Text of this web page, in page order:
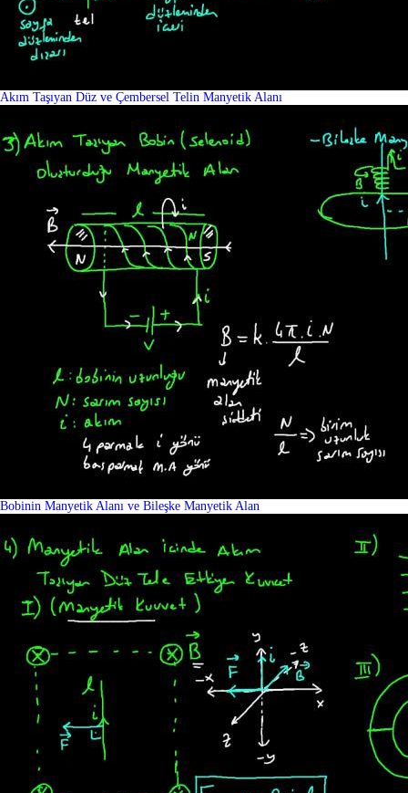
Akım Taşıyan Düz ve Çembersel Telin Manyetik Alanı
Bobinin Manyetik Alanı ve Bileşke Manyetik Alan